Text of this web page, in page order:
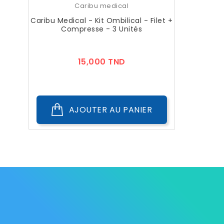
Caribu medical
Caribu Medical - Kit Ombilical - Filet +
Compresse - 3 Unités
15,000 TND
AJOUTER AU PANIER